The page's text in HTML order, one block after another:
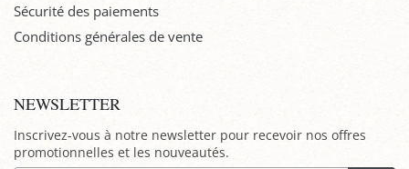
Sécurité des paiements
Conditions générales de vente
NEWSLETTER
Inscrivez-vous à notre newsletter pour recevoir nos offres
promotionnelles et les nouveautés.